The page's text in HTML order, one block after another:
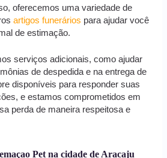
oferecemos uma variedade de
artigos funerários para ajudar você
de estimação.
serviços adicionais, como ajudar
de despedida e na entrega de
disponíveis para responder suas
e estamos comprometidos em
perda de maneira respeitosa e
Pet na cidade de Aracaju